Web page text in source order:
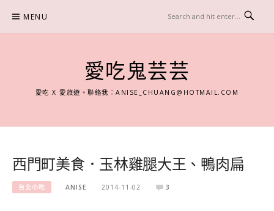
content
MENU
愛吃鬼芸芸
愛吃 X 愛旅遊。聯絡我：ANISE_CHUANG@HOTMAIL.COM
西門町美食．玉林雞腿大王、鴨肉扁
台北小吃 ANISE 2014-11-02 3